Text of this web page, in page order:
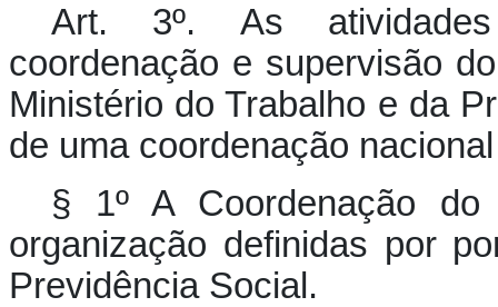
Art. 3º. As atividades
coordenação e supervisão
Ministério do Trabalho e da
de uma coordenação
§ 1º A Coordenação
organização definidas por
Previdência Social.